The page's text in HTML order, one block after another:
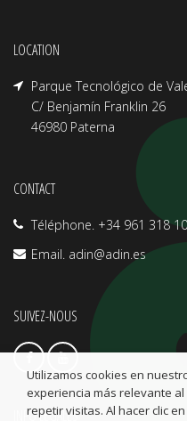
LOCATION
Parque Tecnológico de
C/ Benjamín Franklin 26
46980 Paterna
CONTACT
Téléphone. +34 961 318
Email. adin@adin.es
SUIVEZ-NOUS
INFO LÉGALES
Utilizamos cookies en
experiencia más relevante
repetir visitas. Al hacer clic